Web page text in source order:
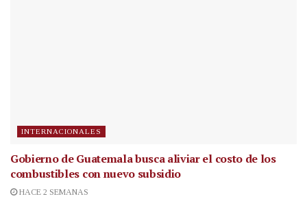
INTERNACIONALES
Gobierno de Guatemala busca aliviar el costo de los
combustibles con nuevo subsidio
HACE 2 SEMANAS